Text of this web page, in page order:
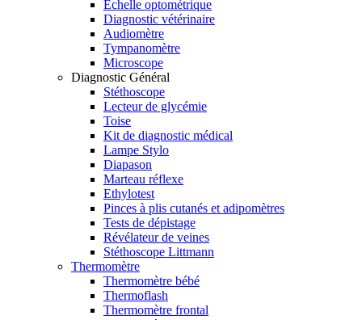
Echelle optométrique
Diagnostic vétérinaire
Audiomètre
Tympanomètre
Microscope
Diagnostic Général
Stéthoscope
Lecteur de glycémie
Toise
Kit de diagnostic médical
Lampe Stylo
Diapason
Marteau réflexe
Ethylotest
Pinces à plis cutanés et adipomètres
Tests de dépistage
Révélateur de veines
Stéthoscope Littmann
Thermomètre
Thermomètre bébé
Thermoflash
Thermomètre frontal